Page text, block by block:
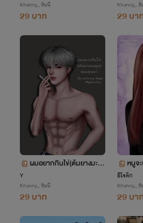
Khanny_ ขันนี่
29 บาท
Khanny_
29 บา
ผมอยากกินไข่(ต้มยางมะตู
Y
Khanny_ ขันนี่
29 บาท
หนูจ
อีโรติก
Khanny_
29 บา